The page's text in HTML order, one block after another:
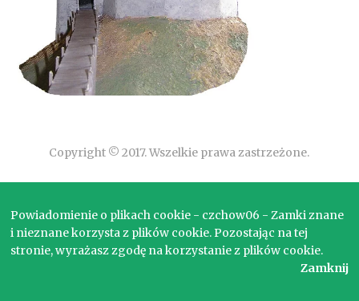
Copyright © 2017. Wszelkie prawa zastrzeżone.
Powiadomienie o plikach cookie - czchow06 - Zamki znane
i nieznane korzysta z plików cookie. Pozostając na tej
stronie, wyrażasz zgodę na korzystanie z plików cookie.
Zamknij